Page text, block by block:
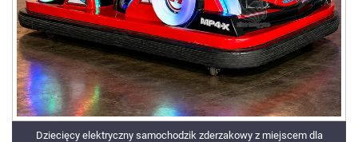
Dziecięcy elektryczny samochodzik zderzakowy z miejscem dla